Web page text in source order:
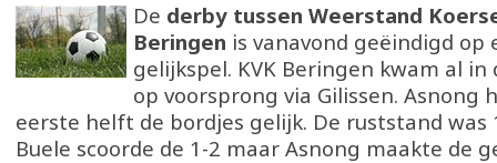
De derby tussen Weerstand
Beringen is vanavond geëindigd op
gelijkspel. KVK Beringen kwam al
op voorsprong via Gilissen. Asnong
eerste helft de bordjes gelijk. De ruststand was
Buele scoorde de 1-2 maar Asnong maakte de